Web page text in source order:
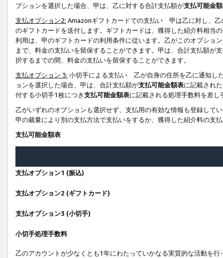
プションを選択した場合、甲は、乙に対する合計支払額が支払可能金
支払オプション2: Amazonギフトカードでの支払い 甲は乙に対し、乙
のギフトカードを送付します。ギフトカードは、獲得した紹介料相当
利用は、甲のギフトカードの利用条件に従います。乙がこのオプショ
まで、料金の支払いを留保することができます。甲は、合計支払額が
択するまでの間、料金の支払いを留保することができます。
支払オプション 3: 小切手による支払い 乙が自身の住所を乙に通知し
ョンを選択した場合、甲は、合計支払額が支払可能金額表に記載され
付する小切手1枚につき支払可能金額表に記載される処理手数料を差し
乙がいずれのオプションも選択せず、支払用の有効な情報も登録して
甲の裁量により別の支払方法で支払いをするか、獲得した紹介料の支
支払可能金額表
支払オプション1 (振込)
支払オプション2 (ギフトカード)
支払オプション3 (小切手)
小切手処理手数料
乙のアカウントが少なくとも1年にわたっていかなる実質的な活動を